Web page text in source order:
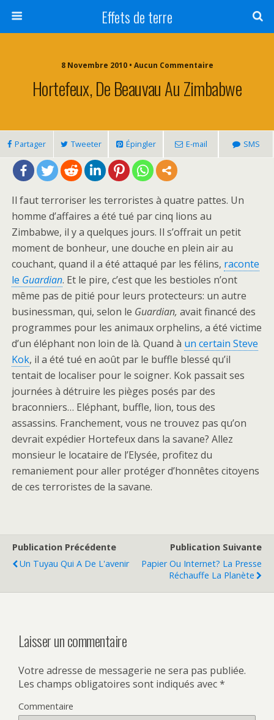
Effets de terre
8 Novembre 2010 • Aucun Commentaire
Hortefeux, De Beauvau Au Zimbabwe
Partager Tweeter Épingler E-mail SMS
Il faut terroriser les terroristes à quatre pattes. Un
homme d’affaires a été tué par cinq lions au
Zimbabwe, il y a quelques jours. Il s’offrait un petit
moment de bonheur, une douche en plein air au
couchant, quand il a été attaqué par les félins, raconte
le Guardian. Et le pire, c’est que les bestioles n’ont
même pas de pitié pour leurs protecteurs: un autre
businessman, qui, selon le Guardian, avait financé des
programmes pour les animaux orphelins, a été victime
d’un éléphant non loin de là. Quand à un certain Steve
Kok, il a été tué en août par le buffle blessé qu’il
tentait de localiser pour le soigner. Kok passait ses
journées à détruire les pièges posés par des
braconniers… Eléphant, buffle, lion, tous des
assassins. Franchement, vous ne trouvez pas qu’on
devrait expédier Hortefeux dans la savane? Allez
monsieur le locataire de l’Elysée, profitez du
remaniement pour aller protéger d’honnêtes citoyens
de ces terroristes de la savane.
Publication Précédente
Un Tuyau Qui A De L'avenir
Publication Suivante
Papier Ou Internet? La Presse
Réchauffe La Planète
Laisser un commentaire
Votre adresse de messagerie ne sera pas publiée.
Les champs obligatoires sont indiqués avec*
Commentaire